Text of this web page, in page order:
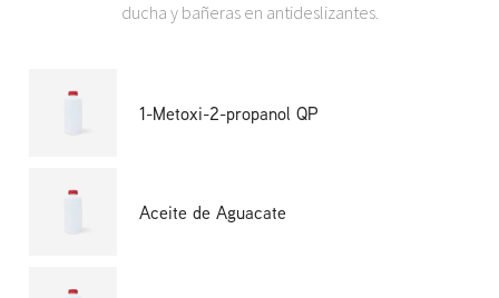
ducha y bañeras en antideslizantes.
1-Metoxi-2-propanol QP
Aceite de Aguacate